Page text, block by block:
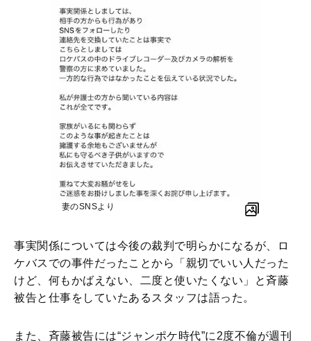
妻のSNSより
事実関係については今後の裁判で明らかになるが、ロ
ケバスでの事件だったことから「親切でいい人だった
けど、何もかばえない、二度と使いたくない」と斉藤
被告と仕事をしていたあるスタッフは語った。
また、斉藤被告には“ジャンポケ時代”に2度不倫が週刊